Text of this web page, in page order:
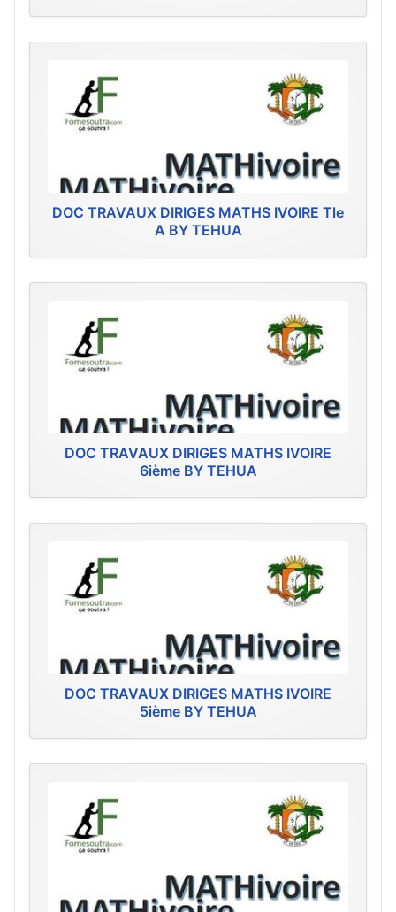
DOC TRAVAUX DIRIGES MATHS IVOIRE Tle
A BY TEHUA
DOC TRAVAUX DIRIGES MATHS IVOIRE
6ième BY TEHUA
DOC TRAVAUX DIRIGES MATHS IVOIRE
5ième BY TEHUA